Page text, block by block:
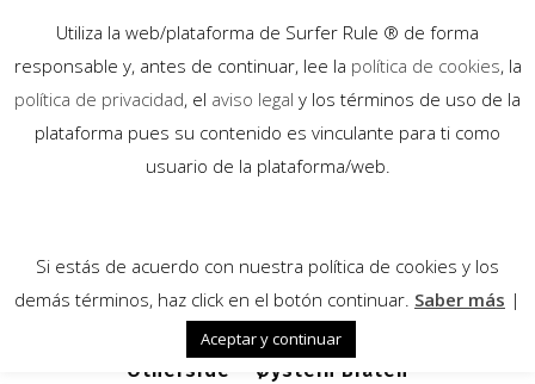
12
Otherside – Øystein Bråten
Utiliza la web/plataforma de Surfer Rule ® de forma
responsable y, antes de continuar, lee la política de cookies, la
política de privacidad, el aviso legal y los términos de uso de la
plataforma pues su contenido es vinculante para ti como
usuario de la plataforma/web.
Si estás de acuerdo con nuestra política de cookies y los
demás términos, haz click en el botón continuar. Saber más |
Aceptar y continuar